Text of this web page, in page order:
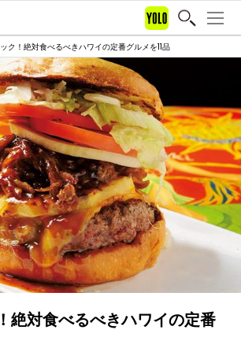
ク！絶対食べるべきハワイの定番グルメを11品
絶対食べるべきハワイの定番